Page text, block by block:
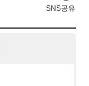
SNS공유